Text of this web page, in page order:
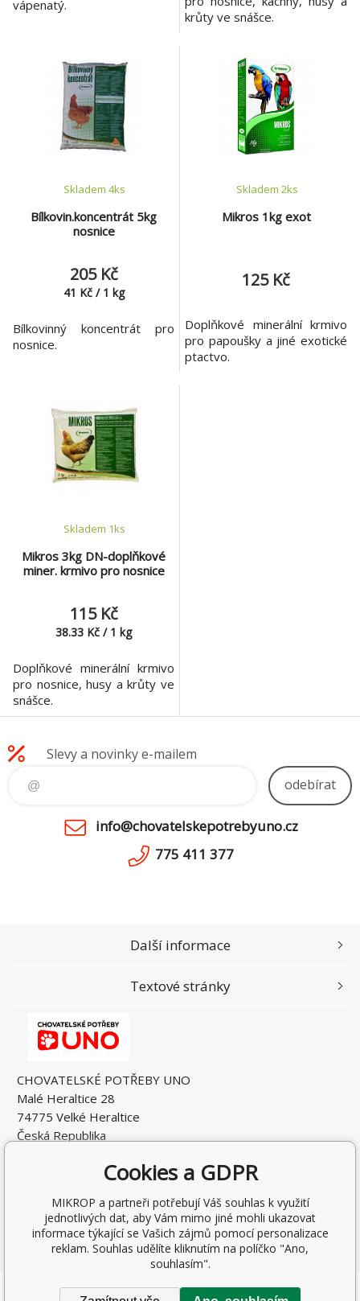
vápenatý.
krůty ve snášce.
Bílkovin.koncentrát 5kg
nosnice
Skladem 4ks
205 Kč
41 Kč / 1 kg
Bílkovinný koncentrát pro
nosnice.
Mikros 1kg exot
Skladem 2ks
125 Kč
Doplňkové minerální krmivo
pro papoušky a jiné exotické
ptactvo.
Mikros 3kg DN-doplňkové
miner. krmivo pro nosnice
Skladem 1ks
115 Kč
38.33 Kč / 1 kg
Doplňkové minerální krmivo
pro nosnice, husy a krůty ve
snášce.
Slevy a novinky e-mailem
odebírat
info@chovatelskepotrebyuno.cz
775 411 377
CHOVATELSKÉ POTŘEBY UNO
Malé Heraltice 28
74775 Velké Heraltice
Česká Republika
DIČ: CZ7405265549
Další informace
Textové stránky
Cookies a GDPR
MIKROP a partneři potřebují Váš souhlas k využití
jednotlivých dat, aby Vám mimo jiné mohli ukazovat
informace týkající se Vašich zájmů pomocí personalizace
reklam. Souhlas udělíte kliknutím na políčko "Ano,
souhlasím".